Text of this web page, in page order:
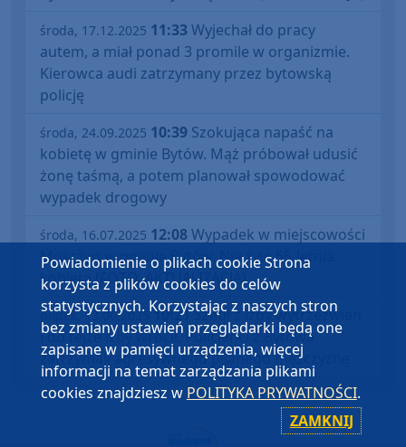
środa, 17.12.2025 11:33Wyjechał do pracy
autem, a miał ponad 3 promile w organizmie.
Kierowca audi zatrzymany przez bytowską
policję
środa, 24.09.2025 10:39 Szokująca napaść na
kobietę w gminie Bytów. Mąż próbował udusić
żonę taśmą, a potem planował spowodować
wypadek drogowy
środa, 16.07.2025 12:08Wypadek w miejscowości
Mokrzyn w gminie Bytów. Nie żyje 55-letnia
kobieta (FOTO, AKTUALIZACJA)
piątek, 13.06.2025 10:21Szedł z izby wytrzeźwień
i do tejże izby wrócił. Policjanci z Bytowa
zatrzymali agresywnego pijanego mężczyznę
Powiadomienie o plikach cookie Strona
korzysta z plików cookies do celów
statystycznych. Korzystając z naszych stron
bez zmiany ustawień przeglądarki będą one
zapisane w pamięci urządzenia, więcej
informacji na temat zarządzania plikami
cookies znajdziesz w POLITYKA PRYWATNOŚCI.
ZAMKNIJ